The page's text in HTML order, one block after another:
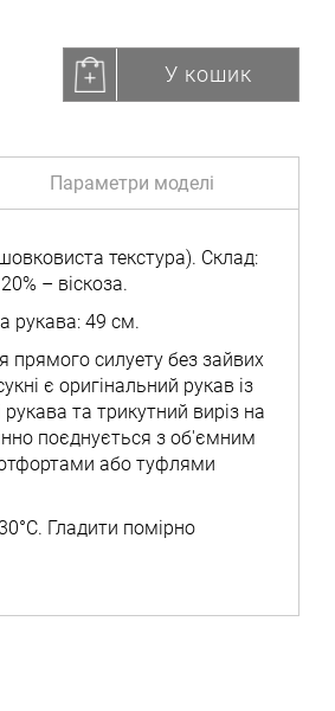
У кошик
Параметри моделі
текстура). Склад:
– віскоза.
рукава: 49 см.
прямого силуету без зайвих
є оригінальний рукав із
та трикутний виріз на
поєднується з об'ємним
або туфлями
Гладити помірно